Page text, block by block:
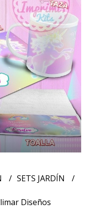
SETS JARDÍN
Diseños